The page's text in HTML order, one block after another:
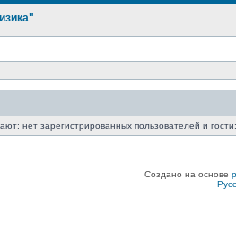
нет зарегистрированных пользователей и
Создано на основе